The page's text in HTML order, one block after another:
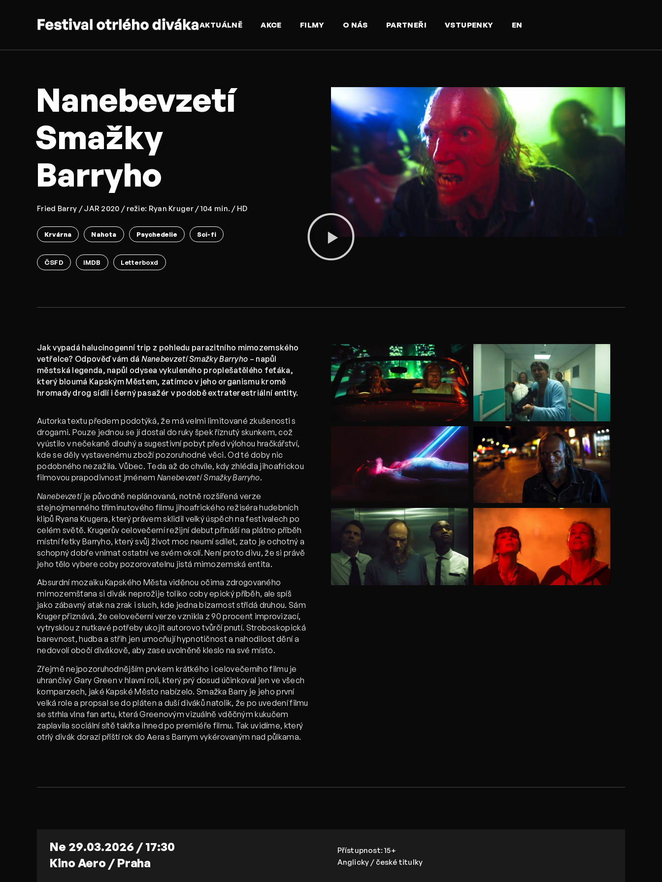
AKTUÁLNĚ AKCE FILMY O NÁS PARTNEŘI VSTUPENKY EN
Nanebevzetí
Smažky
Barryho
Fried Barry / JAR 2020 / režie: Ryan Kruger / 104 min. / HD
Krvárna Nahota Psychedelie Sci-fi
ČSFD IMDB Letterboxd
Jak vypadá halucinogenní trip z pohledu parazitního mimozemského
vetřelce? Odpověď vám dá Nanebevzetí Smažky Barryho – napůl
městská legenda, napůl odysea vykuleného proplešatělého feťáka,
který bloumá Kapským Městem, zatímco v jeho organismu kromě
hromady drog sídlí i černý pasažér v podobě extraterestriální entity.
Autorka textu předem podotýká, že má velmi limitované zkušenosti s
drogami. Pouze jednou se jí dostal do ruky špek říznutý skunkem, což
vyústilo v nečekaně dlouhý a sugestivní pobyt před výlohou hračkářství,
kde se děly vystavenému zboží pozoruhodné věci. Od té doby nic
podobného nezažila. Vůbec. Teda až do chvíle, kdy zhlédla jihoafrickou
filmovou prapodivnost jménem Nanebevzetí Smažky Barryho.
Nanebevzetíje původně neplánovaná, notně rozšířená verze
stejnojmenného tříminutového filmu jihoafrického režiséra hudebních
klipů Ryana Krugera, který právem sklidil velký úspěch na festivalech po
celém světě. Krugerův celovečerní režijní debut přináší na plátno příběh
místní fetky Barryho, který svůj život moc neumí sdílet, zato je ochotný a
schopný dobře vnímat ostatní ve svém okolí. Není proto divu, že si právě
jeho tělo vybere coby pozorovatelnu jistá mimozemská entita.
Absurdní mozaiku Kapského Města viděnou očima zdrogovaného
mimozemšťana si divák neprožije toliko coby epický příběh, ale spíš
jako zábavný atak na zrak i sluch, kde jedna bizarnost střídá druhou. Sám
Kruger přiznává, že celovečerní verze vznikla z 90 procent improvizací,
vytrysklou z nutkavé potřeby ukojit autorovo tvůrčí pnutí. Stroboskopická
barevnost, hudba a střih jen umocňují hypnotičnost a nahodilost dění a
nedovolí obočí divákově, aby zase uvolněně kleslo na své místo.
Zřejmě nejpozoruhodnějším prvkem krátkého i celovečerního filmu je
uhrančivý Gary Green v hlavní roli, který prý dosud účinkoval jen ve všech
komparzech, jaké Kapské Město nabízelo. Smažka Barry je jeho první
velká role a propsal se do pláten a duší diváků natolik, že po uvedení filmu
se strhla vlna fan artu, která Greenovým vizuálně vděčným kukučem
zaplavila sociální sítě takřka ihned po premiéře filmu. Tak uvidíme, který
otrlý divák dorazí příští rok do Aera s Barrym vykérovaným nad půlkama.
Ne 29.03.2026 / 17:30
Kino Aero / Praha
Přístupnost:15+
Anglicky / české titulky